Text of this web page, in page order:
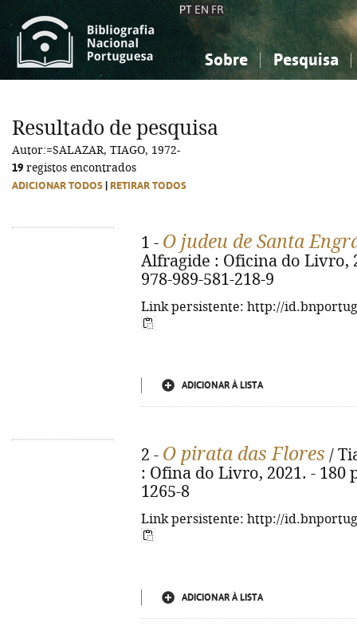
PT EN FR
Sobre Pesquisa
Ciências sociais...
Ciências sociais...
Resultado de pesquisa
Autor:=SALAZAR, TIAGO, 1972-
19 registos encontrados
ADICIONAR TODOS RETIRAR TODOS
1 - O judeu de Santa
Alfragide : Oficina do Livro,
978-989-581-218-9
Link persistente: http://
ADICIONAR À LISTA
2 - O pirata das Flores /
: Ofina do Livro, 2021. - 180
1265-8
Link persistente: http://
ADICIONAR À LISTA